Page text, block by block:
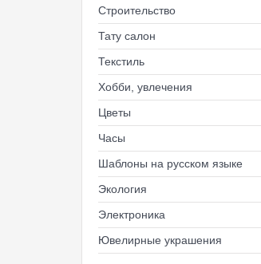
Строительство
Тату салон
Текстиль
Хобби, увлечения
Цветы
Часы
Шаблоны на русском языке
Экология
Электроника
Ювелирные украшения